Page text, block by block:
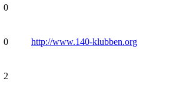
0
0 http://www.140-klubben.org
2